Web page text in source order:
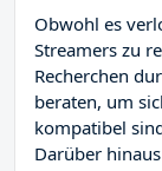
Obwohl es
Streamers zu
Recherchen
beraten, um
kompatibel
Darüber